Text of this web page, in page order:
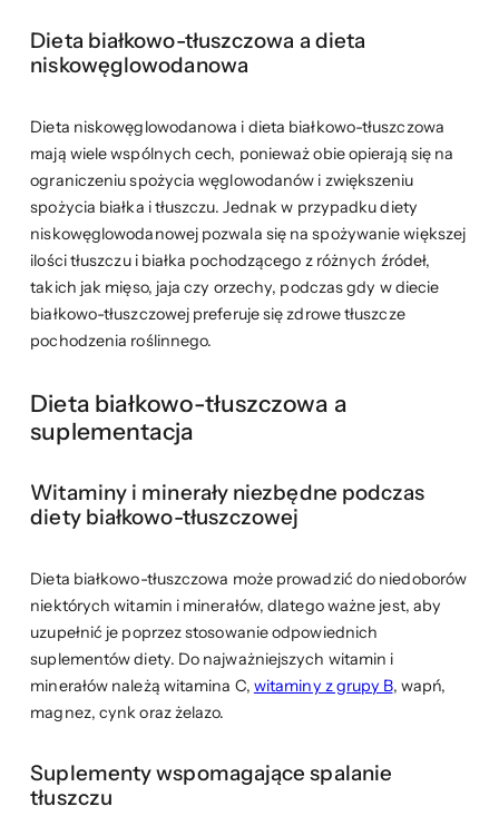
Dieta białkowo-tłuszczowa a dieta
niskowęglowodanowa
Dieta niskowęglowodanowa i dieta białkowo-tłuszczowa
mają wiele wspólnych cech, ponieważ obie opierają się na
ograniczeniu spożycia węglowodanów i zwiększeniu
spożycia białka i tłuszczu. Jednak w przypadku diety
niskowęglowodanowej pozwala się na spożywanie większej
ilości tłuszczu i białka pochodzącego z różnych źródeł,
takich jak mięso, jaja czy orzechy, podczas gdy w diecie
białkowo-tłuszczowej preferuje się zdrowe tłuszcze
pochodzenia roślinnego.
Dieta białkowo-tłuszczowa a
suplementacja
Witaminy i minerały niezbędne podczas
diety białkowo-tłuszczowej
Dieta białkowo-tłuszczowa może prowadzić do niedoborów
niektórych witamin i minerałów, dlatego ważne jest, aby
uzupełnić je poprzez stosowanie odpowiednich
suplementów diety. Do najważniejszych witamin i
minerałów należą witamina C, witaminy z grupy B, wapń,
magnez, cynk oraz żelazo.
Suplementy wspomagające spalanie
tłuszczu